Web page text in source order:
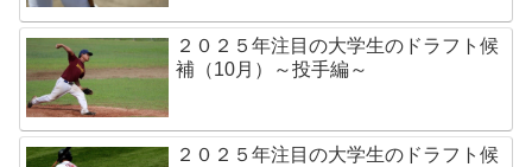
２０２５年注目の大学生のドラフト候
補（10月）～投手編～
２０２５年注目の大学生のドラフト候